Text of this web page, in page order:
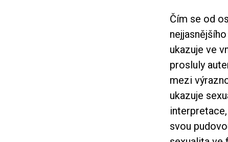
Čím se od
ukazuje ve
prosluly
mezi
ukazuje
svou